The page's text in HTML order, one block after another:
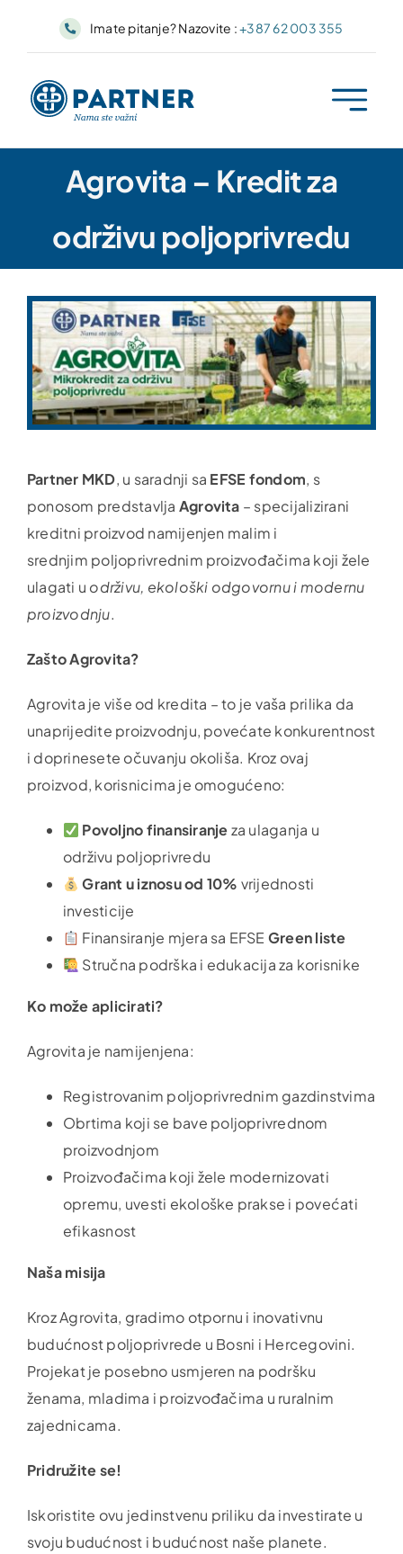
Imate pitanje? Nazovite :+387 62 003 355
Agrovita – Kredit za
održivu poljoprivredu
Partner MKD, u saradnji sa EFSE fondom, s
ponosom predstavlja Agrovita – specijalizirani
kreditni proizvod namijenjen malim i
srednjim poljoprivrednim proizvođačima koji žele
ulagati u održivu, ekološki odgovornu i modernu
proizvodnju.
Zašto Agrovita?
Agrovita je više od kredita – to je vaša prilika da
unaprijedite proizvodnju, povećate konkurentnost
i doprinesete očuvanju okoliša. Kroz ovaj
proizvod, korisnicima je omogućeno:
Povoljno finansiranjeza ulaganja u
održivu poljoprivredu
Grant u iznosu od 10% vrijednosti
investicije
Finansiranje mjera sa EFSE Green liste
Stručna podrška i edukacija za korisnike
Ko može aplicirati?
Agrovita je namijenjena:
Registrovanim poljoprivrednim gazdinstvima
Obrtima koji se bave poljoprivrednom
proizvodnjom
Proizvođačima koji žele modernizovati
opremu, uvesti ekološke prakse i povećati
efikasnost
Naša misija
Kroz Agrovita, gradimo otpornu i inovativnu
budućnost poljoprivrede u Bosni i Hercegovini.
Projekat je posebno usmjeren na podršku
ženama, mladima i proizvođačima u ruralnim
zajednicama.
Pridružite se!
Iskoristite ovu jedinstvenu priliku da investirate u
svoju budućnost i budućnost naše planete.